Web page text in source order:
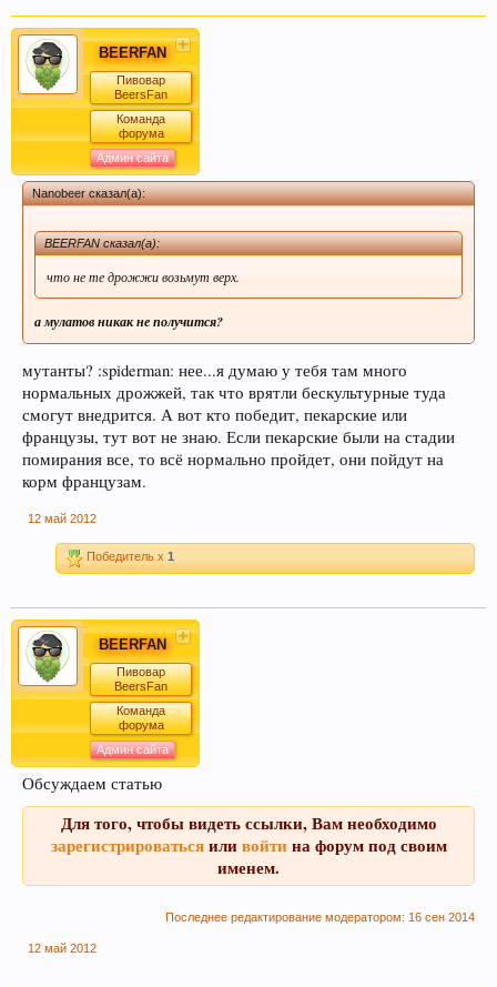
BEERFAN
Пивовар
BeersFan
Команда
форума
Админ сайта
Nanobeer сказал(а):
BEERFAN сказал(а):
что не те дрожжи возьмут верх.
а мулатов никак не получится?
мутанты? :spiderman: нее...я думаю у тебя там много
нормальных дрожжей, так что врятли бескультурные туда
смогут внедрится. А вот кто победит, пекарские или
французы, тут вот не знаю. Если пекарские были на стадии
помирания все, то всё нормально пройдет, они пойдут на
корм французам.
12 май 2012
Победитель x 1
BEERFAN
Пивовар
BeersFan
Команда
форума
Админ сайта
Обсуждаем статью
Для того, чтобы видеть ссылки, Вам необходимо
зарегистрироватьсяиливойтина форум под своим
именем.
Последнее редактирование модератором: 16 сен 2014
12 май 2012